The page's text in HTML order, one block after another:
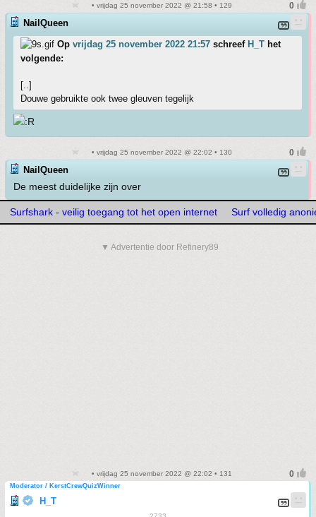
• vrijdag 25 november 2022 @ 21:58 • 129
NailQueen
Op vrijdag 25 november 2022 21:57 schreef H_T het
volgende:
[..]
Douwe gebruikte ook twee gleuven tegelijk
• vrijdag 25 november 2022 @ 22:02 • 130
NailQueen
De meest duidelijke zijn over
Surfshark - veilig toegang tot het open internet Surf volledig
▼ Advertentie door Refinery89
• vrijdag 25 november 2022 @ 22:02 • 131
Moderator / KerstCrewQuizWinner
H_T